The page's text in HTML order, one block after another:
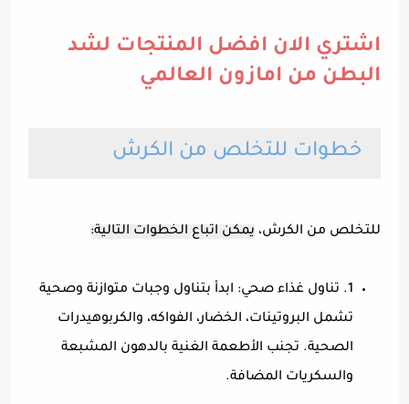
اشتري الان افضل المنتجات لشد
البطن من امازون العالمي
خطوات للتخلص من الكرش
للتخلص من الكرش، يمكن اتباع الخطوات التالية:
1. تناول غذاء صحي: ابدأ بتناول وجبات متوازنة وصحية
تشمل البروتينات، الخضار، الفواكه، والكربوهيدرات
الصحية. تجنب الأطعمة الغنية بالدهون المشبعة
والسكريات المضافة.